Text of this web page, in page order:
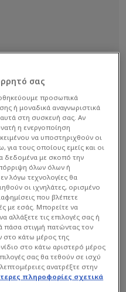
σας
προσωπικά
ή μοναδικά αναγνωριστικά
στη συσκευή σας. Αν
η ενεργοποίηση
να υποστηριχθούν οι
τους οποίους εμείς και οι
δεδομένα με σκοπό την
όλων όλων ή
λόγω τεχνολογίες θα
οι ιχνηλάτες, ορισμένο
που βλέπετε
με εσάς. Μπορείτε να
αλλάξετε τις επιλογές σας ή
πάσα στιγμή πατώντας τον
στο κάτω μέρος της
στο κάτω αριστερό μέρος
σας θα τεθούν σε ισχύ
ανατρέξτε στην
πληροφορίες σχετικά